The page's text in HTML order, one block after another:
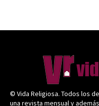
© Vida Religiosa. Todos los
una revista mensual y